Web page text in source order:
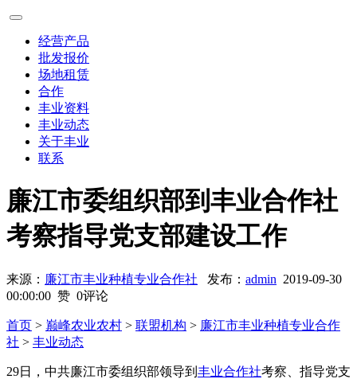
经营产品
批发报价
场地租赁
合作
丰业资料
丰业动态
关于丰业
联系
廉江市委组织部到丰业合作社
考察指导党支部建设工作
来源： 廉江市丰业种植专业合作社 发布： admin 2019-09-30
00:00:00 赞 0评论
首页 > 巅峰农业农村 > 联盟机构 > 廉江市丰业种植专业合作
社 > 丰业动态
29日，中共廉江市委组织部领导到 丰业合作社考察、指导党支